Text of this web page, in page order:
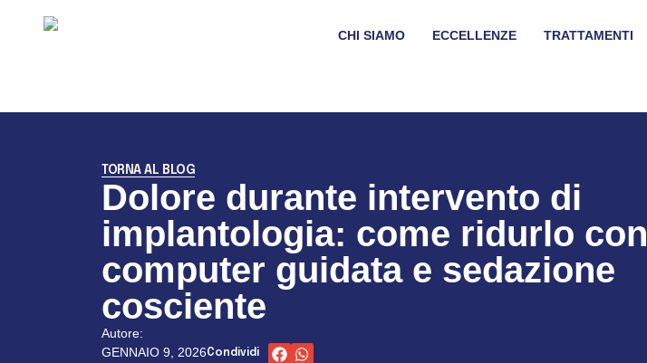
CHI SIAMO ECCELLENZE TRATTAMENTI
TORNA AL BLOG
Dolore durante intervento di
implantologia: come ridurlo con
computer guidata e sedazione
cosciente
Autore:
GENNAIO 9, 2026Condividi